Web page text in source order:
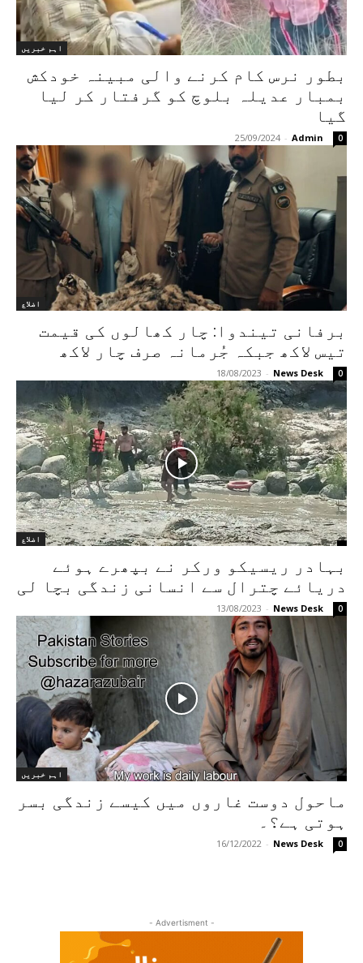
اہم خبریں
بطور نرس کام کرنے والی مبینہ خودکش
بمبار عدیلہ بلوچ کو گرفتار کر لیا
گیا
Admin
-
25/09/2024 0
اضلاع
برفانی تیندوا: چار کھالوں کی قیمت
تیس لاکھ جبکہ جُرمانہ صرف چار لاکھ
News Desk
-
18/08/2023 0
اضلاع
بہادر ریسیکو ورکر نے بپھرے ہوئے
دریائے چترال سے انسانی زندگی بچا لی
News Desk
-
13/08/2023 0
اہم خبریں
ماحول دوست غاروں میں کیسے زندگی بسر
ہوتی ہے؟۔
News Desk
-
16/12/2022 0
- Advertisment -